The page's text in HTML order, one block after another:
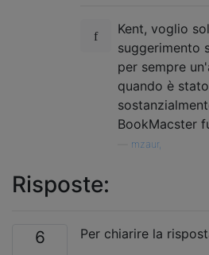
Kent, voglio
suggerimento
per sempre
quando è
BookMacster
mzaur,
Risposte:
6
Per chiarire la